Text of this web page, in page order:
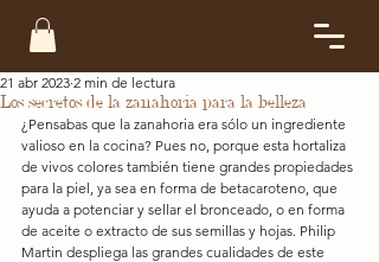
Los secretos de la zanahoria para la belleza
21 abr 2023 2 min de lectura
¿Pensabas que la zanahoria era sólo un ingrediente
valioso en la cocina? Pues no, porque esta hortaliza
de vivos colores también tiene grandes propiedades
para la piel, ya sea en forma de betacaroteno, que
ayuda a potenciar y sellar el bronceado, o en forma
de aceite o extracto de sus semillas y hojas. Philip
Martin despliega las grandes cualidades de este